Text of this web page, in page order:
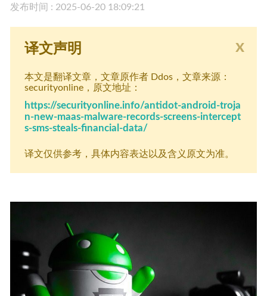
发布时间 : 2025-06-20 18:09:21
x
译文声明
本文是翻译文章，文章原作者 Ddos，文章来源：
securityonline，原文地址：
https://securityonline.info/antidot-android-troja
n-new-maas-malware-records-screens-intercept
s-sms-steals-financial-data/
译文仅供参考，具体内容表达以及含义原文为准。